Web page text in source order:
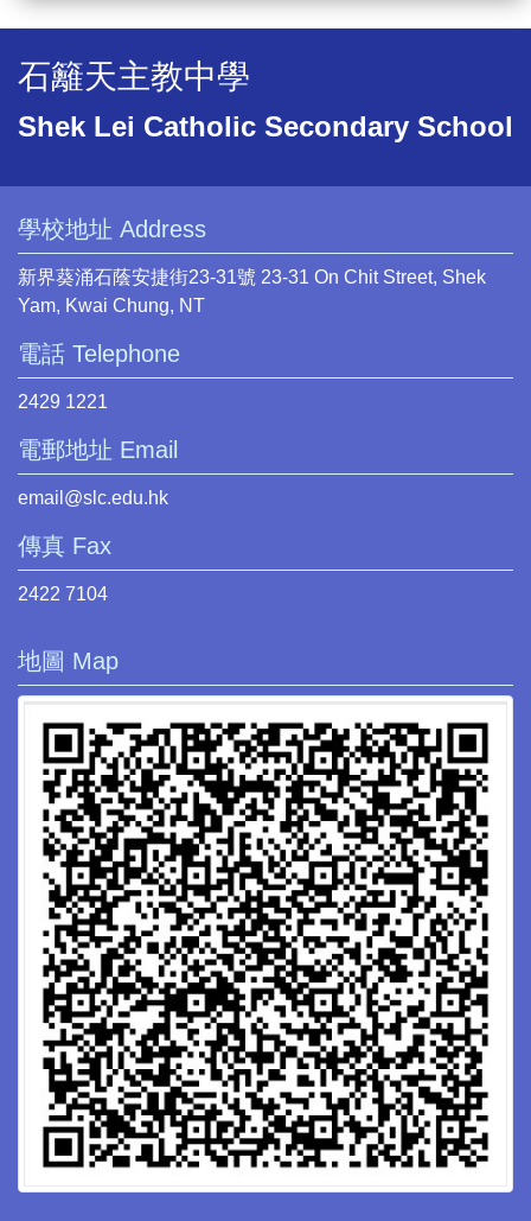
石籬天主教中學
Shek Lei Catholic Secondary School
學校地址 Address
新界葵涌石蔭安捷街23-31號 23-31 On Chit Street, Shek
Yam, Kwai Chung, NT
電話 Telephone
2429 1221
電郵地址 Email
email@slc.edu.hk
傳真 Fax
2422 7104
地圖 Map